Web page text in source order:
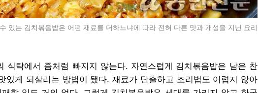
있는 김치볶음밥은 어떤 재료를 더하느냐에 따라 전혀 다른 맛과 개성을 지닌 요리
식탁에서 좀처럼 빠지지 않는다. 자연스럽게 김치볶음밥은 남은 찬
있게 되살리는 방법이 됐다. 재료가 단출하고 조리법도 어렵지 않아